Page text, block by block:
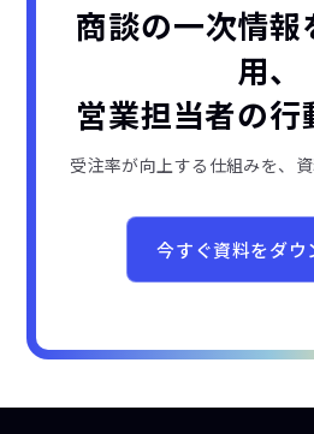
商談の一次情報
用、
営業担当者の行
受注率が向上する仕組みを、
今すぐ資料をダウ